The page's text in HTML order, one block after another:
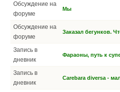
Обсуждение на
форуме
Мы
Обсуждение на
форуме
Заказал бегунков.
Запись в
дневник
Фараоны, путь к
Запись в
дневник
Carebara diversa -